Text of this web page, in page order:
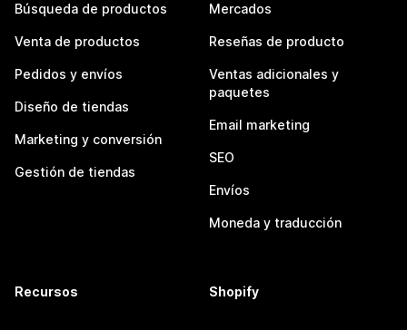
Búsqueda de productos
Venta de productos
Pedidos y envíos
Diseño de tiendas
Marketing y conversión
Gestión de tiendas
Mercados
Reseñas de producto
Ventas adicionales y
paquetes
Email marketing
SEO
Envíos
Moneda y traducción
Recursos Shopify